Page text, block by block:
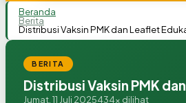
Beranda
Berita
Distribusi Vaksin PMK dan Leaflet
BERITA
Distribusi Vaksin PMK
Jumat, 11 Juli 2025434x dilihat